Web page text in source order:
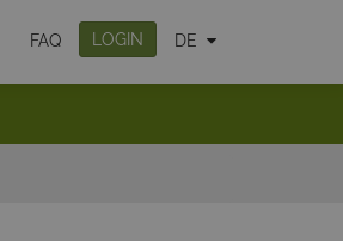
FAQ LOGIN DE